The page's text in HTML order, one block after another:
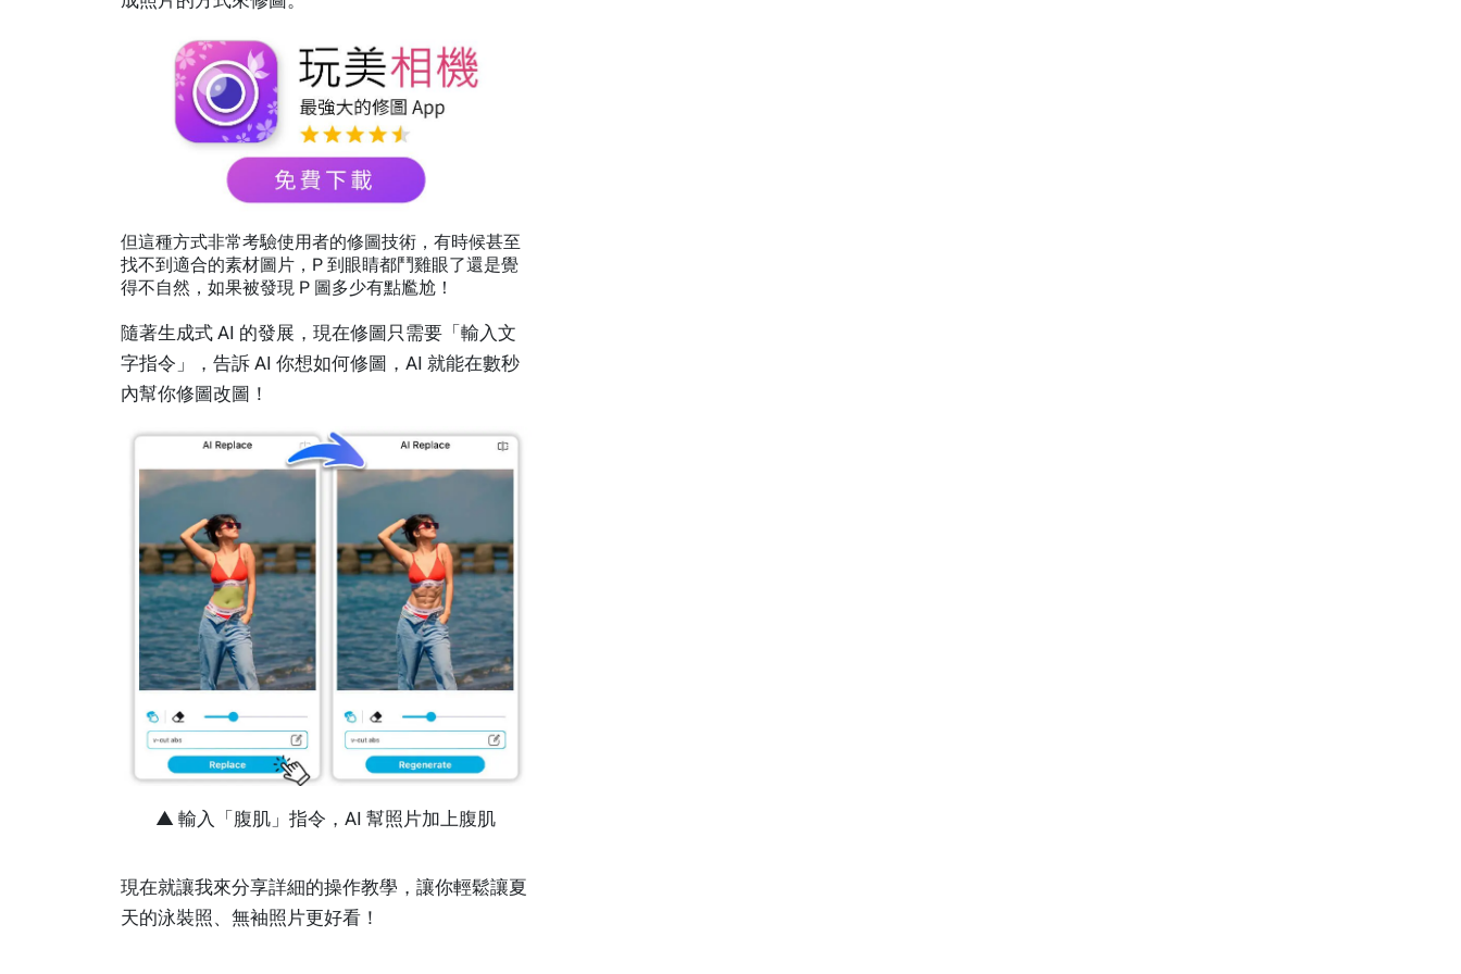
但這種方式非常考驗使用者的修圖技術，有時候甚至
找不到適合的素材圖片，P 到眼睛都鬥雞眼了還是覺
得不自然，如果被發現 P 圖多少有點尷尬！
隨著生成式 AI 的發展，現在修圖只需要「輸入文
字指令」，告訴 AI 你想如何修圖，AI 就能在數秒
內幫你修圖改圖！
▲ 輸入「腹肌」指令，AI 幫照片加上腹肌
現在就讓我來分享詳細的操作教學，讓你輕鬆讓夏
天的泳裝照、無袖照片更好看！